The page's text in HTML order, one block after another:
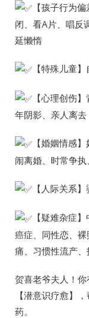
【孩子行为
闭、看A片、唱反
延懒惰
【特殊儿童
【心理创伤
年阴影、亲人离去
【婚姻情感
闹离婚、时常争
【人际关系
【疑难杂症
癌症、同性恋、
痛、习惯性流产、
贺喜老爷夫人！
【潜意识疗愈】
药。